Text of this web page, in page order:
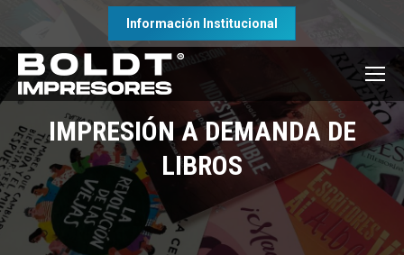
Información Institucional
IMPRESIÓN A DEMANDA DE
LIBROS